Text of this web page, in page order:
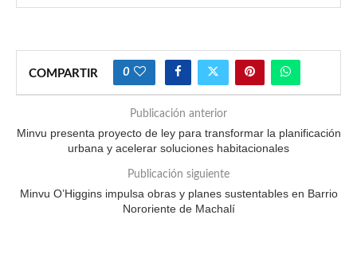
COMPARTIR 0
Publicación anterior
Minvu presenta proyecto de ley para transformar la planificación
urbana y acelerar soluciones habitacionales
Publicación siguiente
Minvu O’Higgins impulsa obras y planes sustentables en Barrio
Nororiente de Machalí